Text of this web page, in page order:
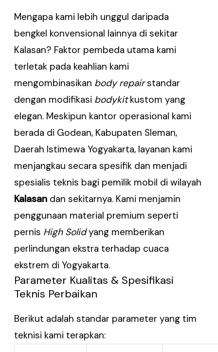
Mengapa kami lebih unggul daripada
bengkel konvensional lainnya di sekitar
Kalasan? Faktor pembeda utama kami
terletak pada keahlian kami
mengombinasikan body repairstandar
dengan modifikasi bodykitkustom yang
elegan. Meskipun kantor operasional kami
berada di Godean, Kabupaten Sleman,
Daerah Istimewa Yogyakarta, layanan kami
menjangkau secara spesifik dan menjadi
spesialis teknis bagi pemilik mobil di wilayah
Kalasan dan sekitarnya. Kami menjamin
penggunaan material premium seperti
pernis High Solidyang memberikan
perlindungan ekstra terhadap cuaca
ekstrem di Yogyakarta.
Parameter Kualitas & Spesifikasi
Teknis Perbaikan
Berikut adalah standar parameter yang tim
teknisi kami terapkan: